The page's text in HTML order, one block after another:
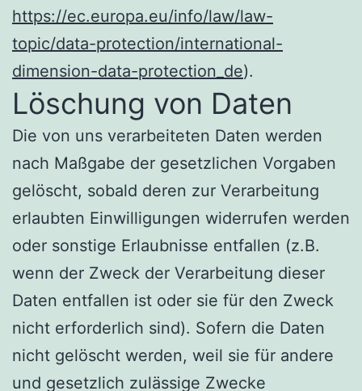
https://ec.europa.eu/info/law/law-
topic/data-protection/international-
dimension-data-protection_de).
Löschung von Daten
Die von uns verarbeiteten Daten werden
nach Maßgabe der gesetzlichen Vorgaben
gelöscht, sobald deren zur Verarbeitung
erlaubten Einwilligungen widerrufen werden
oder sonstige Erlaubnisse entfallen (z.B.
wenn der Zweck der Verarbeitung dieser
Daten entfallen ist oder sie für den Zweck
nicht erforderlich sind). Sofern die Daten
nicht gelöscht werden, weil sie für andere
und gesetzlich zulässige Zwecke